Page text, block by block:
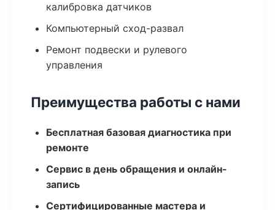
калибровка датчиков
Компьютерный сход-развал
Ремонт подвески и рулевого
управления
Преимущества работы с нами
Бесплатная базовая диагностика при
ремонте
Сервис в день обращения и онлайн-
запись
Сертифицированные мастера и